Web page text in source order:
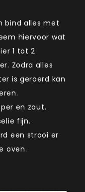
bind alles met
hiervoor wat
1 tot 2
Zodra alles
is geroerd kan
en zout.
fijn.
een strooi er
oven.